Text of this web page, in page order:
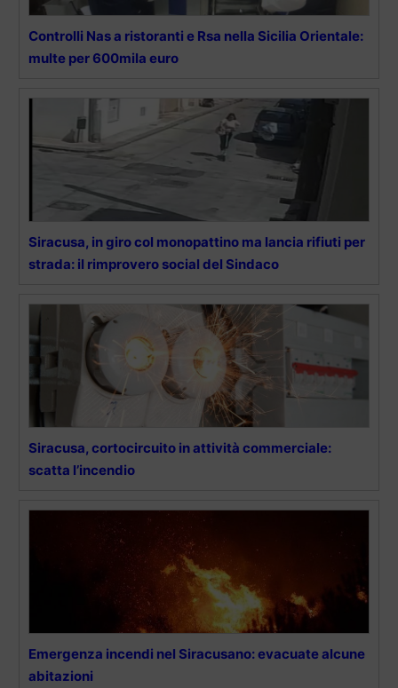
Controlli Nas a ristoranti e Rsa nella Sicilia Orientale:
multe per 600mila euro
Siracusa, in giro col monopattino ma lancia rifiuti per
strada: il rimprovero social del Sindaco
Siracusa, cortocircuito in attività commerciale:
scatta l’incendio
Emergenza incendi nel Siracusano: evacuate alcune
abitazioni